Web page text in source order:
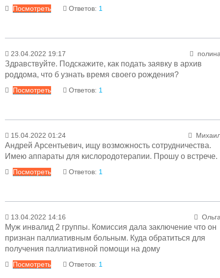
Посмотреть Ответов: 1
Ответ
20.06.2022 14:53 Менеджер
Уважаемая Дарья! Информацию можно уточнить
79-01-96.
23.04.2022 19:17
Здравствуйте. Подскажите, как подать заявку в архив
роддома, что б узнать время своего рождения?
Посмотреть Ответов: 1
Ответ
25.04.2022 13:29 Менеджер
Уважаемая Полина! Личные дела хранятся
основании личного заявления, оформленного
15.04.2022 01:24
Андрей Арсентьевич, ищу возможность сотрудничества.
Имею аппараты для кислородотерапии. Прошу о встрече.
Посмотреть Ответов: 1
Ответ
15.04.2022 18:21 Менеджер
Уважаемый Михаил! Обратитесь к главному
Телефон: 79-00-00. Прием
14.00 до 15.00).
13.04.2022 14:16
Муж инвалид 2 группы. Комиссия дала заключение что он
признан паллиативным больным. Куда обратиться для
получения паллиативной помощи на дому
Посмотреть Ответов: 1